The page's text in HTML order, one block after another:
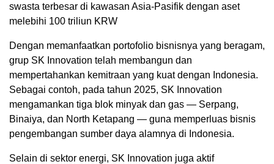
swasta terbesar di kawasan Asia-Pasifik dengan aset
melebihi 100 triliun KRW
Dengan memanfaatkan portofolio bisnisnya yang beragam,
grup SK Innovation telah membangun dan
mempertahankan kemitraan yang kuat dengan Indonesia.
Sebagai contoh, pada tahun 2025, SK Innovation
mengamankan tiga blok minyak dan gas — Serpang,
Binaiya, dan North Ketapang — guna memperluas bisnis
pengembangan sumber daya alamnya di Indonesia.
Selain di sektor energi, SK Innovation juga aktif